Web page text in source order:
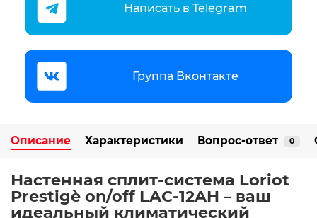
Написать в Telegram
Группа Вконтакте
Описание Характеристики Вопрос-ответ 0
Настенная сплит-система Loriot
Prestigè on/off LAC-12AH – ваш
идеальный климатический